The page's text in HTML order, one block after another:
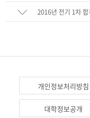
2016년 전기 1차
개인정보처리방침
대학정보공개